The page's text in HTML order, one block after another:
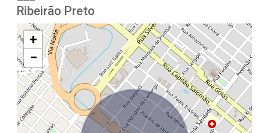
Ribeirão Preto
+
−